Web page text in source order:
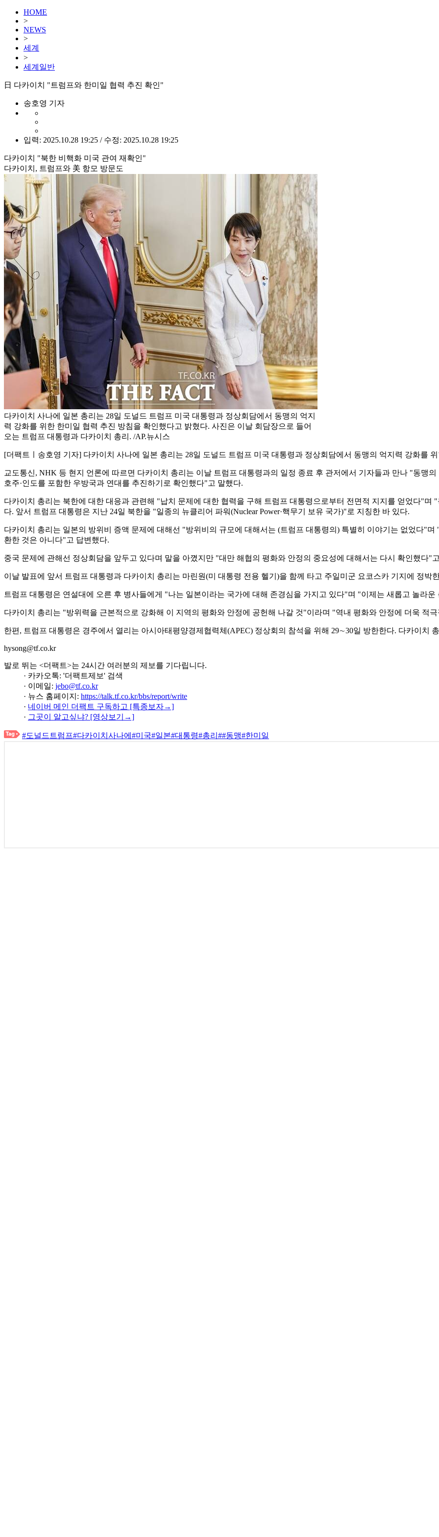
HOME
>
NEWS
>
세계
>
세계일반
日 다카이치 "트럼프와 한미일 협력 추진 확인"
송호영 기자
입력: 2025.10.28 19:25 / 수정: 2025.10.28 19:25
다카이치 "북한 비핵화 미국 관여 재확인"
다카이치, 트럼프와 美 항모 방문도
다카이치 사나에 일본 총리는 28일 도널드 트럼프 미국 대통령과 정상회담에서 동맹의 억지
력 강화를 위한 한미일 협력 추진 방침을 확인했다고 밝혔다. 사진은 이날 회담장으로 들어
오는 트럼프 대통령과 다카이치 총리. /AP.뉴시스
[더팩트ㅣ송호영 기자] 다카이치 사나에 일본 총리는 28일 도널드 트럼프 미국 대통령과 정상회담에서 동맹의 억지력 강화를
교도통신, NHK 등 현지 언론에 따르면 다카이치 총리는 이날 트럼프 대통령과의 일정 종료 후 관저에서 기자들과 만나 "동맹의
호주·인도를 포함한 우방국과 연대를 추진하기로 확인했다"고 말했다.
다카이치 총리는 북한에 대한 대응과 관련해 "납치 문제에 대한 협력을 구해 트럼프 대통령으로부터 전면적 지지를 얻었다"
다. 앞서 트럼프 대통령은 지난 24일 북한을 "일종의 뉴클리어 파워(Nuclear Power·핵무기 보유 국가)"로 지칭한 바 있다.
다카이치 총리는 일본의 방위비 증액 문제에 대해선 "방위비의 규모에 대해서는 (트럼프 대통령의) 특별히 이야기는 없었다"
환한 것은 아니다"고 답변했다.
중국 문제에 관해선 정상회담을 앞두고 있다며 말을 아꼈지만 "대만 해협의 평화와 안정의 중요성에 대해서는 다시 확인했다"
이날 발표에 앞서 트럼프 대통령과 다카이치 총리는 마린원(미 대통령 전용 헬기)을 함께 타고 주일미군 요코스카 기지에 정박
트럼프 대통령은 연설대에 오른 후 병사들에게 "나는 일본이라는 국가에 대해 존경심을 가지고 있다"며 "이제는 새롭고 놀라
다카이치 총리는 "방위력을 근본적으로 강화해 이 지역의 평화와 안정에 공헌해 나갈 것"이라며 "역내 평화와 안정에 더욱 적
한편, 트럼프 대통령은 경주에서 열리는 아시아태평양경제협력체(APEC) 정상회의 참석을 위해 29∼30일 방한한다. 다카이치
hysong@tf.co.kr
발로 뛰는 <더팩트>는 24시간 여러분의 제보를 기다립니다.
· 카카오톡: '더팩트제보' 검색
· 이메일: jebo@tf.co.kr
· 뉴스 홈페이지: https://talk.tf.co.kr/bbs/report/write
· 네이버 메인 더팩트 구독하고 [특종보자→]
· 그곳이 알고싶냐? [영상보기→]
#도널드트럼프#다카이치사나에 #미국#일본#대통령#총리 ##동맹#한미일